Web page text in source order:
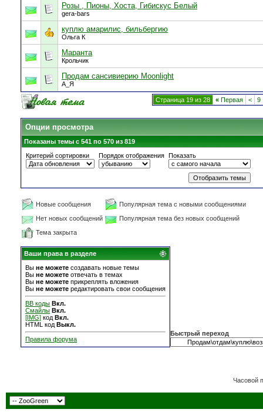
Розы , Пионы, Хоста, Гибискус Белый
gera-bars
куплю амарилис, бильбергию
Ольга К
Маранта
Крольчик
Продам сансивиерию Мoonlight
А_Я
Страница 19 из 28 « Первая < 9
Опции просмотра
Показаны темы с 541 по 570 из 819
Критерий сортировки
Порядок отображения Показать
Новые сообщения
Популярная тема с новыми сообщениями
Нет новых сообщений
Популярная тема без новых сообщений
Тема закрыта
Ваши права в разделе
Вы не можете создавать новые темы
Вы не можете отвечать в темах
Вы не можете прикреплять вложения
Вы не можете редактировать свои сообщения
BB коды Вкл.
Смайлы Вкл.
[IMG] код Вкл.
HTML код Выкл.
Правила форума
Быстрый переход
Часовой